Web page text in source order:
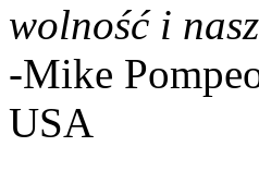
wolność i
-Mike
USA